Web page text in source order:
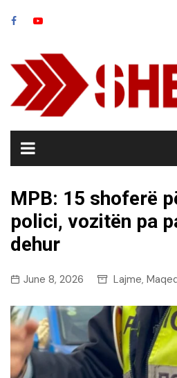
MPB: 15 shoferë
polici, vozitën pa
dehur
June 8, 2026 Lajme,